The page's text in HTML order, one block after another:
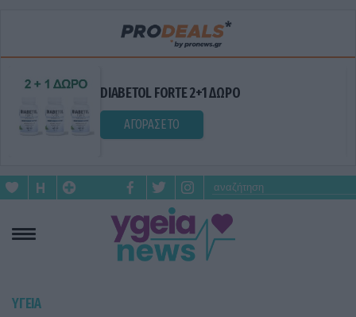
Valsamo gel για μυϊκούς πόνους 50ml 1+1
ΔΩΡΟ
ΑΓΟΡΑΣΕ ΤΟ
ΥΓΕΙΑ